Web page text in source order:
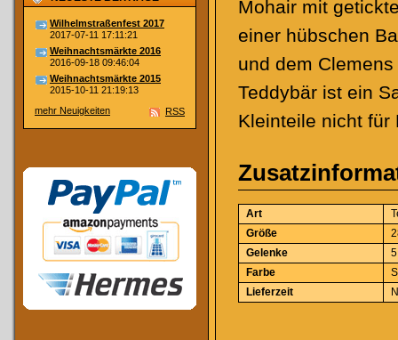
Mohair mit
einer hübschen
und dem
Teddybär ist ein
Kleinteile nicht für
Art
Größe
Gelenke
5
Farbe
Lieferzeit
Wilhelmstraßenfest 2017
2017-07-11 17:11:21
Weihnachtsmärkte 2016
2016-09-18 09:46:04
Weihnachtsmärkte 2015
2015-10-11 21:19:13
mehr Neuigkeiten
RSS